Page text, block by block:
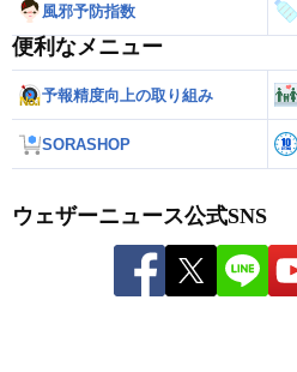
風邪予防指数
便利なメニュー
予報精度向上の取り組み
SORASHOP
ウェザーニュース公式SNS